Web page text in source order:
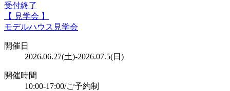
受付終了
【 見学会 】
モデルハウス見学会
開催日
2026.06.27(土)-2026.07.5(日)
開催時間
10:00-17:00/ご予約制